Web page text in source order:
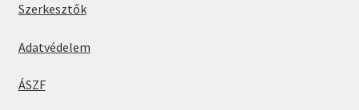
Szerkesztők
Adatvédelem
ÁSZF